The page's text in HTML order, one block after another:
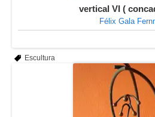
vertical VI (
Félix Gala
Escultura